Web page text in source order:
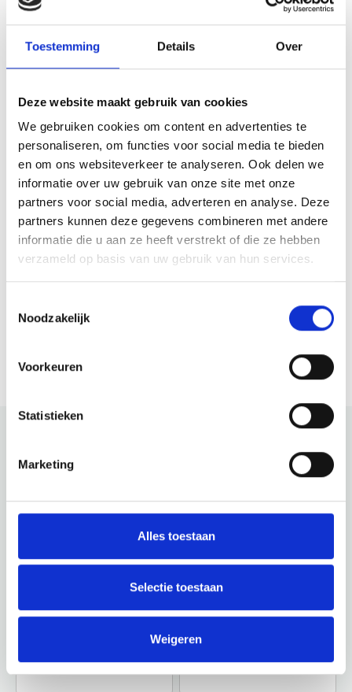
Toestemming Details Over
Deze website maakt gebruik van cookies
We gebruiken cookies om content en advertenties te
personaliseren, om functies voor social media te bieden
en om ons websiteverkeer te analyseren. Ook delen we
informatie over uw gebruik van onze site met onze
partners voor social media, adverteren en analyse. Deze
partners kunnen deze gegevens combineren met andere
informatie die u aan ze heeft verstrekt of die ze hebben
verzameld op basis van uw gebruik van hun services.
Noodzakelijk
Voorkeuren
Statistieken
Marketing
Alles toestaan
Selectie toestaan
Weigeren
Buitendag
Regelmatig organiseert
Buitencentrum Schoorlse
Duinen Buitendagen voor
kinderen en hun (groot)ouders.
creativiteit en avontuur.
Lees verder
Trek door
van de
ervaar hoe
het
voert over
Bekijk meer
Bekijk ook eens
te zien wat deze prachtige omgeving nog meer te bieden